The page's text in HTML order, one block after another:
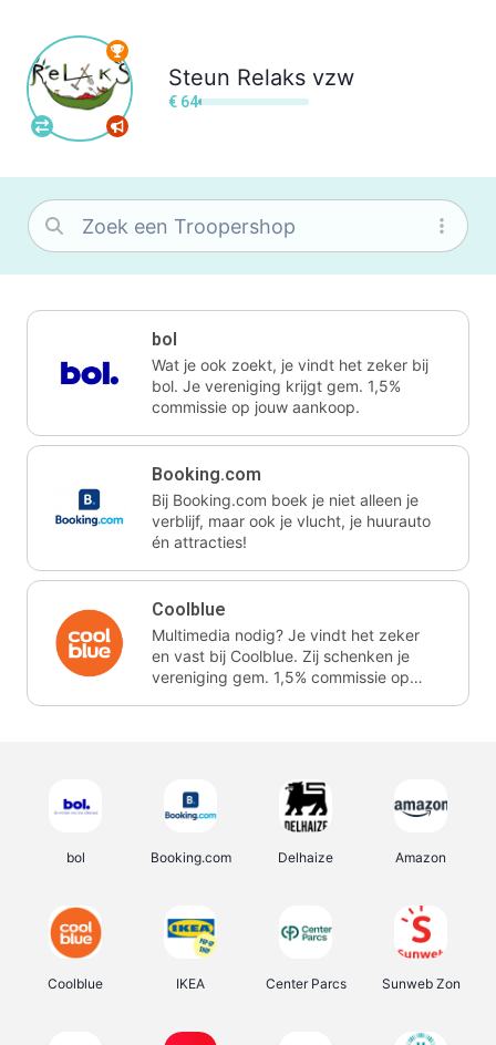
Steun Relaks vzw
€ 64
bol
Wat je ook zoekt, je vindt het zeker bij
bol. Je vereniging krijgt gem. 1,5%
commissie op jouw aankoop.
Booking.com
Bij Booking.com boek je niet alleen je
verblijf, maar ook je vlucht, je huurauto
én attracties!
Coolblue
Multimedia nodig? Je vindt het zeker
en vast bij Coolblue. Zij schenken je
vereniging gem. 1,5% commissie op
bol Booking.com Delhaize Amazon
Coolblue IKEA Center Parcs Sunweb Zon